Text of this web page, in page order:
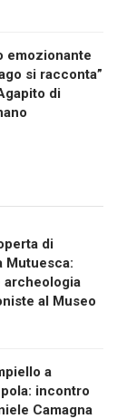
emozionante
si racconta”
di
di
Mutuesca:
archeologia
al Museo
a
incontro
Camagna